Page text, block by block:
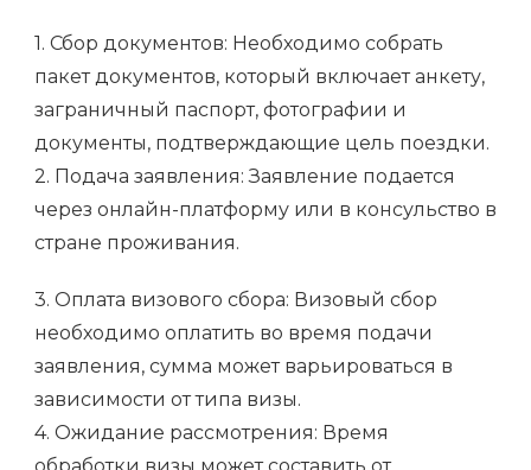
1. Сбор документов: Необходимо собрать
пакет документов, который включает анкету,
заграничный паспорт, фотографии и
документы, подтверждающие цель поездки.
2. Подача заявления: Заявление подается
через онлайн-платформу или в консульство в
стране проживания.
3. Оплата визового сбора: Визовый сбор
необходимо оплатить во время подачи
заявления, сумма может варьироваться в
зависимости от типа визы.
4. Ожидание рассмотрения: Время